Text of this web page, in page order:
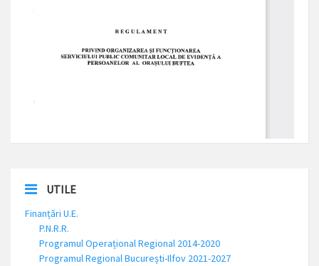
UTILE
Finanțări U.E.
P.N.R.R.
Programul Operațional Regional 2014-2020
Programul Regional București-Ilfov 2021-2027